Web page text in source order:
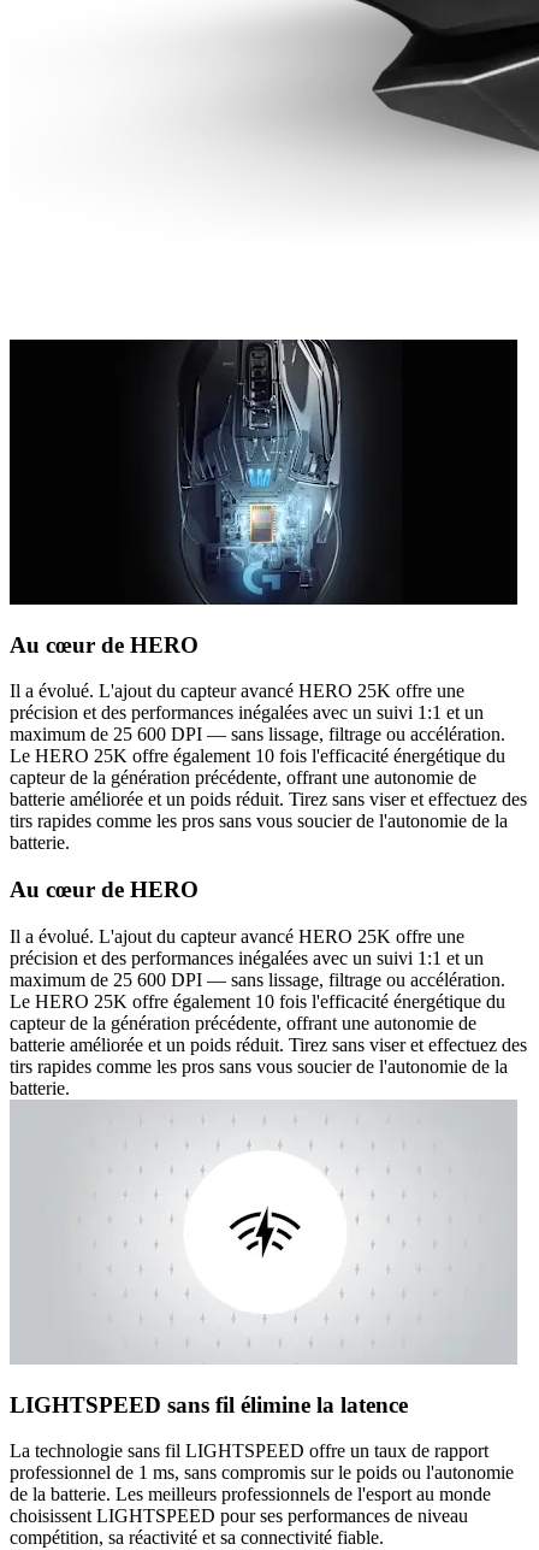
Au cœur de HERO
Il a évolué. L'ajout du capteur avancé HERO 25K offre une
précision et des performances inégalées avec un suivi 1:1 et un
maximum de 25 600 DPI — sans lissage, filtrage ou accélération.
Le HERO 25K offre également 10 fois l'efficacité énergétique du
capteur de la génération précédente, offrant une autonomie de
batterie améliorée et un poids réduit. Tirez sans viser et effectuez des
tirs rapides comme les pros sans vous soucier de l'autonomie de la
batterie.
Au cœur de HERO
Il a évolué. L'ajout du capteur avancé HERO 25K offre une
précision et des performances inégalées avec un suivi 1:1 et un
maximum de 25 600 DPI — sans lissage, filtrage ou accélération.
Le HERO 25K offre également 10 fois l'efficacité énergétique du
capteur de la génération précédente, offrant une autonomie de
batterie améliorée et un poids réduit. Tirez sans viser et effectuez des
tirs rapides comme les pros sans vous soucier de l'autonomie de la
batterie.
LIGHTSPEED sans fil élimine la latence
La technologie sans fil LIGHTSPEED offre un taux de rapport
professionnel de 1 ms, sans compromis sur le poids ou l'autonomie
de la batterie. Les meilleurs professionnels de l'esport au monde
choisissent LIGHTSPEED pour ses performances de niveau
compétition, sa réactivité et sa connectivité fiable.